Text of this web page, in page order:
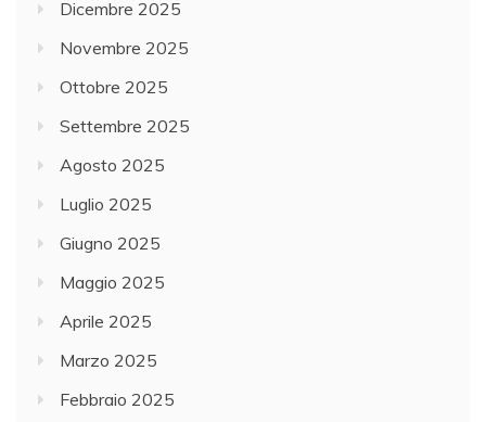
Dicembre 2025
Novembre 2025
Ottobre 2025
Settembre 2025
Agosto 2025
Luglio 2025
Giugno 2025
Maggio 2025
Aprile 2025
Marzo 2025
Febbraio 2025